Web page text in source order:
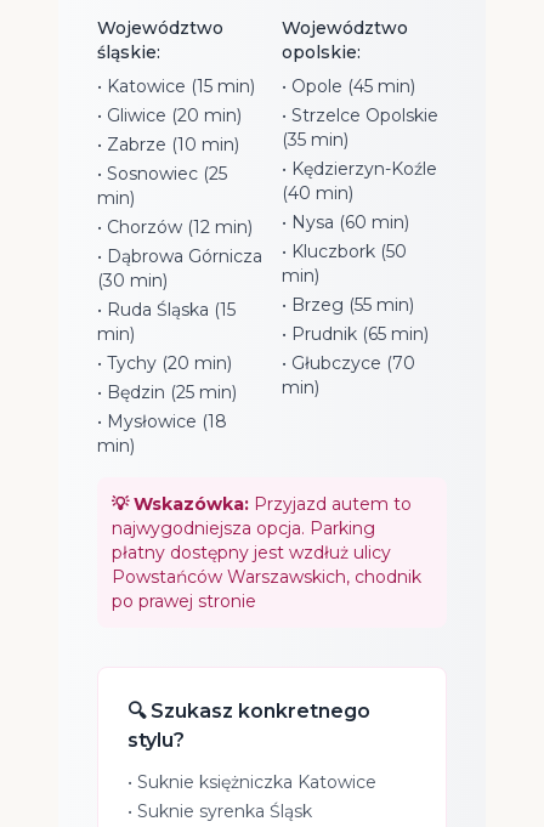
Województwo
śląskie:
• Katowice (15 min)
• Gliwice (20 min)
• Zabrze (10 min)
• Sosnowiec (25
min)
• Chorzów (12 min)
• Dąbrowa Górnicza
(30 min)
• Ruda Śląska (15
min)
• Tychy (20 min)
• Będzin (25 min)
• Mysłowice (18
min)
Województwo
opolskie:
• Opole (45 min)
• Strzelce Opolskie
(35 min)
• Kędzierzyn-Koźle
(40 min)
• Nysa (60 min)
• Kluczbork (50
min)
• Brzeg (55 min)
• Prudnik (65 min)
• Głubczyce (70
min)
💡 Wskazówka: Przyjazd autem to
najwygodniejsza opcja. Parking
płatny dostępny jest wzdłuż ulicy
Powstańców Warszawskich, chodnik
po prawej stronie
🔍 Szukasz konkretnego
stylu?
• Suknie księżniczka Katowice
• Suknie syrenka Śląsk